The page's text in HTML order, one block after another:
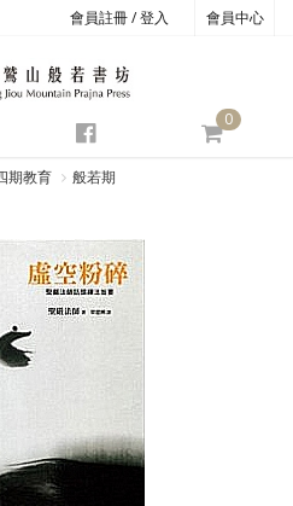
會員註冊 / 登入 會員中心
0
期教育 般若期